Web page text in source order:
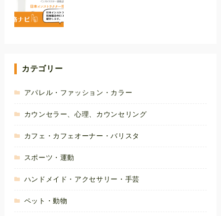
カテゴリー
アパレル・ファッション・カラー
カウンセラー、心理、カウンセリング
カフェ・カフェオーナー・バリスタ
スポーツ・運動
ハンドメイド・アクセサリー・手芸
ペット・動物